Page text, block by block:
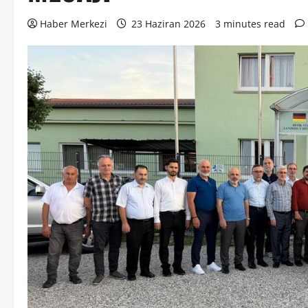
Haber Merkezi 23 Haziran 2026 3 minutes read